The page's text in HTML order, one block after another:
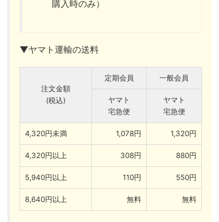
購入時のみ）
▼ヤマト運輸の送料
注文金額
(税込)
定期会員 一般会員
ヤマト
宅急便
ヤマト
宅急便
4,320円未満 1,078円 1,320円
4,320円以上 308円 880円
5,940円以上 110円 550円
8,640円以上 無料 無料